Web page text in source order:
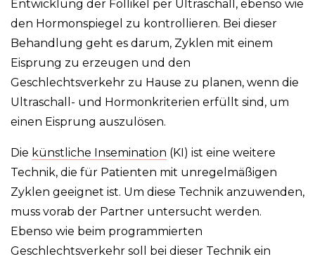
Entwicklung der Follikel per Ultraschall, ebenso wie
den Hormonspiegel zu kontrollieren. Bei dieser
Behandlung geht es darum, Zyklen mit einem
Eisprung zu erzeugen und den
Geschlechtsverkehr zu Hause zu planen, wenn die
Ultraschall- und Hormonkriterien erfüllt sind, um
einen Eisprung auszulösen.
Die künstliche Insemination (KI) ist eine weitere
Technik, die für Patienten mit unregelmäßigen
Zyklen geeignet ist. Um diese Technik anzuwenden,
muss vorab der Partner untersucht werden.
Ebenso wie beim programmierten
Geschlechtsverkehr soll bei dieser Technik ein